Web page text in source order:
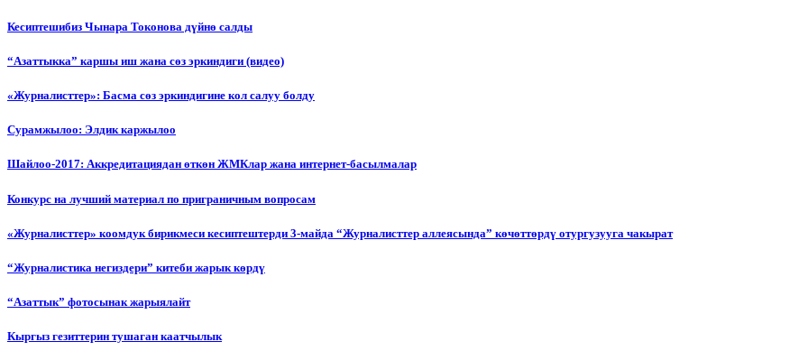
Кесиптешибиз Чынара Токонова дүйнө салды
“Азаттыкка” каршы иш жана сөз эркиндиги (видео)
«Журналисттер»: Басма сөз эркиндигине кол салуу болду
Сурамжылоо: Элдик каржылоо
Шайлоо-2017: Аккредитациядан өткөн ЖМКлар жана интернет-басылмалар
Конкурс на лучший материал по приграничным вопросам
«Журналисттер» коомдук бирикмеси кесиптештерди 3-майда “Журналисттер аллеясында” көчөттөрдү отургузууга чакырат
“Журналистика негиздери” китеби жарык көрдү
“Азаттык” фотосынак жарыялайт
Кыргыз гезиттерин тушаган каатчылык